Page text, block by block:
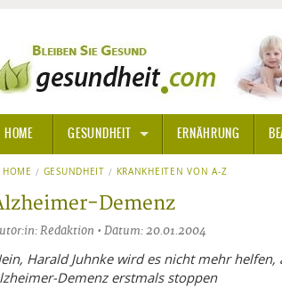
HOME GESUNDHEIT
ALLGEMEINE INFORMATIONEN
ALTERNATIVE HEILWEISEN
BACHBLÜTEN
ALTERNATIVE MEDIZIN
ERNÄHRUNG
HOME GESUNDHEIT KRANKHEITEN VON A-Z
Demenz
Redaktion • Datum: 20.01.2004
Harald Juhnke wird es nicht mehr
Demenz erstmals stoppen